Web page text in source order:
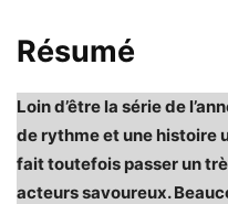
Résumé
Loin d’être la série de
de rythme et une histoire
fait toutefois passer un
acteurs savoureux.